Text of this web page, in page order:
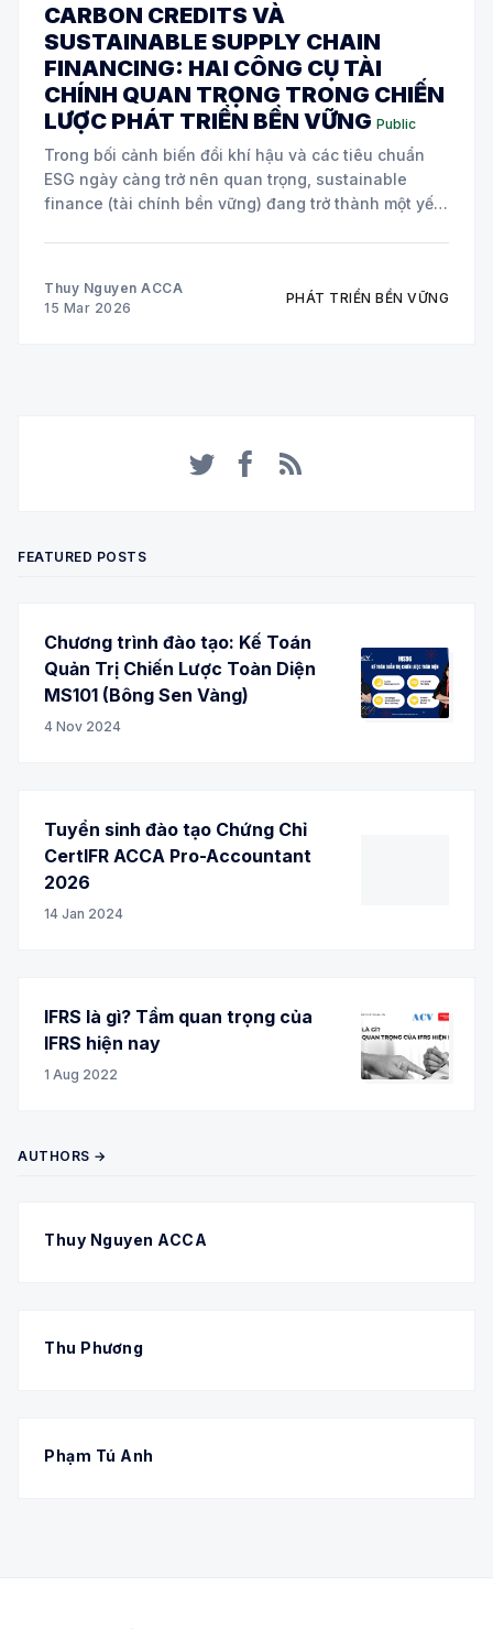
CARBON CREDITS VÀ
SUSTAINABLE SUPPLY CHAIN
FINANCING: HAI CÔNG CỤ TÀI
CHÍNH QUAN TRỌNG TRONG CHIẾN
LƯỢC PHÁT TRIỂN BỀN VỮNG Public
Trong bối cảnh biến đổi khí hậu và các tiêu chuẩn
ESG ngày càng trở nên quan trọng, sustainable
finance (tài chính bền vững) đang trở thành một yếu
Thuy Nguyen ACCA
15 Mar 2026
PHÁT TRIỂN BỀN VỮNG
FEATURED POSTS
Chương trình đào tạo: Kế Toán
Quản Trị Chiến Lược Toàn Diện
MS101 (Bông Sen Vàng)
4 Nov 2024
Tuyển sinh đào tạo Chứng Chỉ
CertIFR ACCA Pro-Accountant
2026
14 Jan 2024
IFRS là gì? Tầm quan trọng của
IFRS hiện nay
1 Aug 2022
AUTHORS →
Thuy Nguyen ACCA
Thu Phương
Phạm Tú Anh